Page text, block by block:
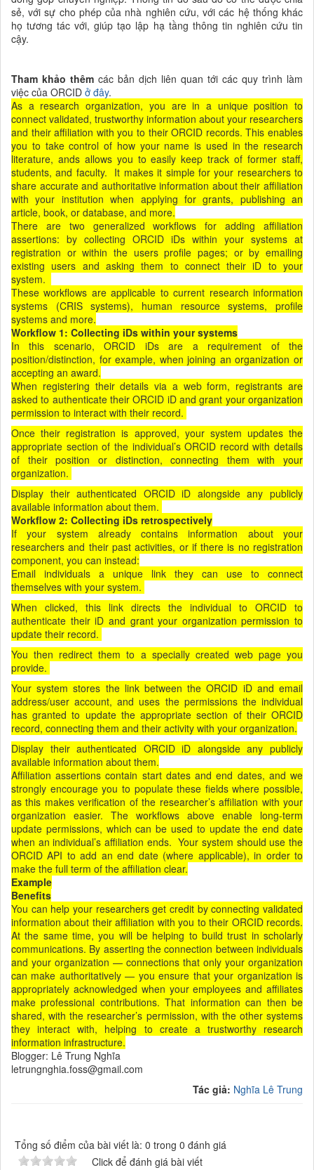
sẻ, với sự cho phép của nhà nghiên cứu, với các hệ thống khác
họ tương tác với, giúp tạo lập hạ tầng thông tin nghiên cứu tin
cậy.
Tham khảo thêm các bản dịch liên quan tới các quy trình làm
việc của ORCID ở đây.
As a research organization, you are in a unique position to
connect validated, trustworthy information about your researchers
and their affiliation with you to their ORCID records. This enables
you to take control of how your name is used in the research
literature, ands allows you to easily keep track of former staff,
students, and faculty. It makes it simple for your researchers to
share accurate and authoritative information about their affiliation
with your institution when applying for grants, publishing an
article, book, or database, and more.
There are two generalized workflows for adding affiliation
assertions: by collecting ORCID iDs within your systems at
registration or within the users profile pages; or by emailing
existing users and asking them to connect their iD to your
system.
These workflows are applicable to current research information
systems (CRIS systems), human resource systems, profile
systems and more.
Workflow 1: Collecting iDs within your systems
In this scenario, ORCID iDs are a requirement of the
position/distinction, for example, when joining an organization or
accepting an award.
When registering their details via a web form, registrants are
asked to authenticate their ORCID iD and grant your organization
permission to interact with their record.
Once their registration is approved, your system updates the
appropriate section of the individual’s ORCID record with details
of their position or distinction, connecting them with your
organization.
Display their authenticated ORCID iD alongside any publicly
available information about them.
Workflow 2: Collecting iDs retrospectively
If your system already contains information about your
researchers and their past activities, or if there is no registration
component, you can instead:
Email individuals a unique link they can use to connect
themselves with your system.
When clicked, this link directs the individual to ORCID to
authenticate their iD and grant your organization permission to
update their record.
You then redirect them to a specially created web page you
provide.
Your system stores the link between the ORCID iD and email
address/user account, and uses the permissions the individual
has granted to update the appropriate section of their ORCID
record, connecting them and their activity with your organization.
Display their authenticated ORCID iD alongside any publicly
available information about them.
Affiliation assertions contain start dates and end dates, and we
strongly encourage you to populate these fields where possible,
as this makes verification of the researcher’s affiliation with your
organization easier. The workflows above enable long-term
update permissions, which can be used to update the end date
when an individual’s affiliation ends. Your system should use the
ORCID API to add an end date (where applicable), in order to
make the full term of the affiliation clear.
Example
Benefits
You can help your researchers get credit by connecting validated
information about their affiliation with you to their ORCID records.
At the same time, you will be helping to build trust in scholarly
communications. By asserting the connection between individuals
and your organization — connections that only your organization
can make authoritatively — you ensure that your organization is
appropriately acknowledged when your employees and affiliates
make professional contributions. That information can then be
shared, with the researcher’s permission, with the other systems
they interact with, helping to create a trustworthy research
information infrastructure.
Blogger: Lê Trung Nghĩa
letrungnghia.foss@gmail.com
Tác giả: Nghĩa Lê Trung
Tổng số điểm của bài viết là: 0 trong 0 đánh giá
Click để đánh giá bài viết